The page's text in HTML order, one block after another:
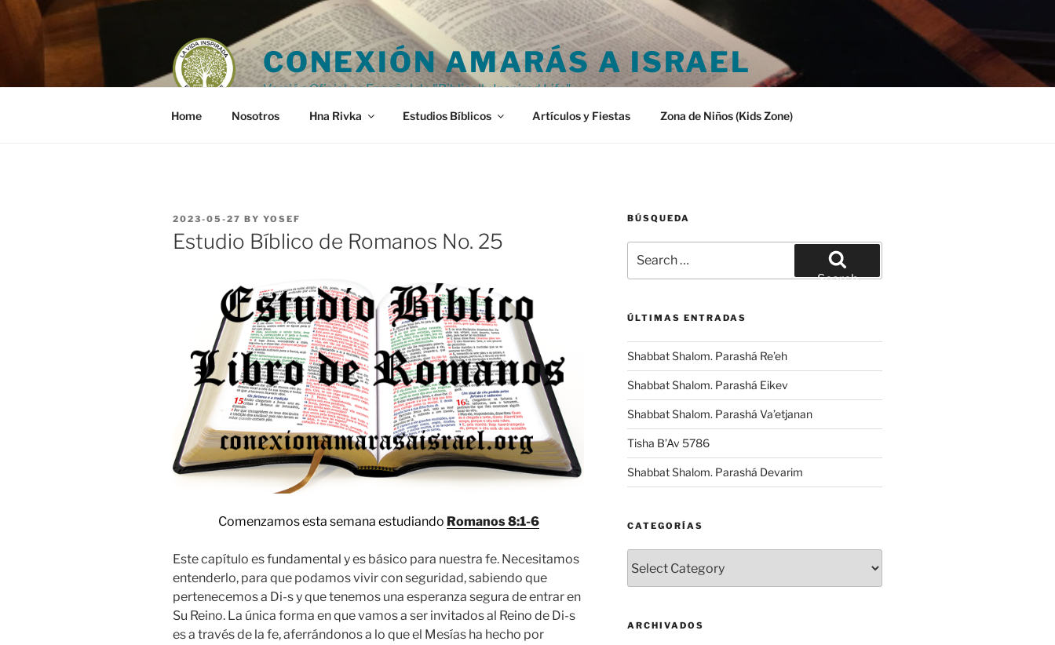
Skip
CONEXIÓN AMARÁS A ISRAEL
Versión Oficial en Español de "Biblically Inspired Life"
Home Nosotros Hna Rivka Estudios Bíblicos Artículos y Fiestas Zona de Niños (Kids Zone)
POSTED
ON
2023-05-27 BY YOSEF
Estudio Bíblico de Romanos No. 25
Comenzamos esta semana estudiando Romanos 8:1-6
Este capítulo es fundamental y es básico para nuestra fe. Necesitamos
entenderlo, para que podamos vivir con seguridad, sabiendo que
pertenecemos a Di-s y que tenemos una esperanza segura de entrar en
Su Reino. La única forma en que vamos a ser invitados al Reino de Di-s
es a través de la fe, aferrándonos a lo que el Mesías ha hecho por
BÚSQUEDA
for:
Search
ÚLTIMAS ENTRADAS
Shabbat Shalom. Parashá Re’eh
Shabbat Shalom. Parashá Eikev
Shabbat Shalom. Parashá Va’etjanan
Tisha B’Av 5786
Shabbat Shalom. Parashá Devarim
CATEGORÍAS
ARCHIVADOS